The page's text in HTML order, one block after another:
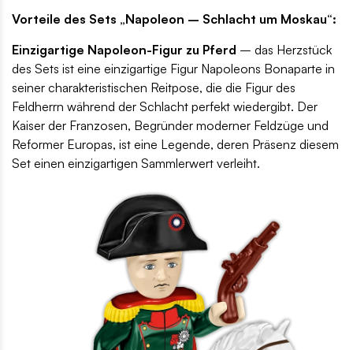
Vorteile des Sets „Napoleon – Schlacht um Moskau“:
Einzigartige Napoleon-Figur zu Pferd – das Herzstück
des Sets ist eine einzigartige Figur Napoleons Bonaparte in
seiner charakteristischen Reitpose, die die Figur des
Feldherrn während der Schlacht perfekt wiedergibt. Der
Kaiser der Franzosen, Begründer moderner Feldzüge und
Reformer Europas, ist eine Legende, deren Präsenz diesem
Set einen einzigartigen Sammlerwert verleiht.